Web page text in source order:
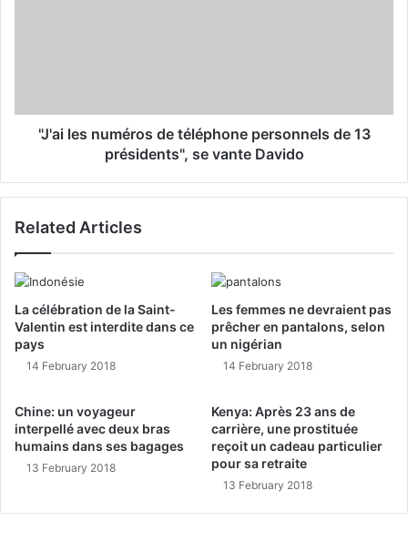
"J'ai les numéros de téléphone personnels de 13
présidents", se vante Davido
Related Articles
La célébration de la Saint-
Valentin est interdite dans ce
pays
14 February 2018
Les femmes ne devraient pas
prêcher en pantalons, selon
un nigérian
14 February 2018
Chine: un voyageur
interpellé avec deux bras
humains dans ses bagages
13 February 2018
Kenya: Après 23 ans de
carrière, une prostituée
reçoit un cadeau particulier
pour sa retraite
13 February 2018